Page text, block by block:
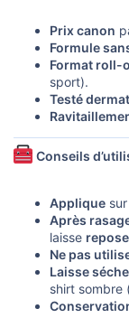
Prix canon
Formule
Format roll-
sport).
Testé
Conseils
Applique sur
Après
laisse
Ne pas
Laisse
shirt sombre